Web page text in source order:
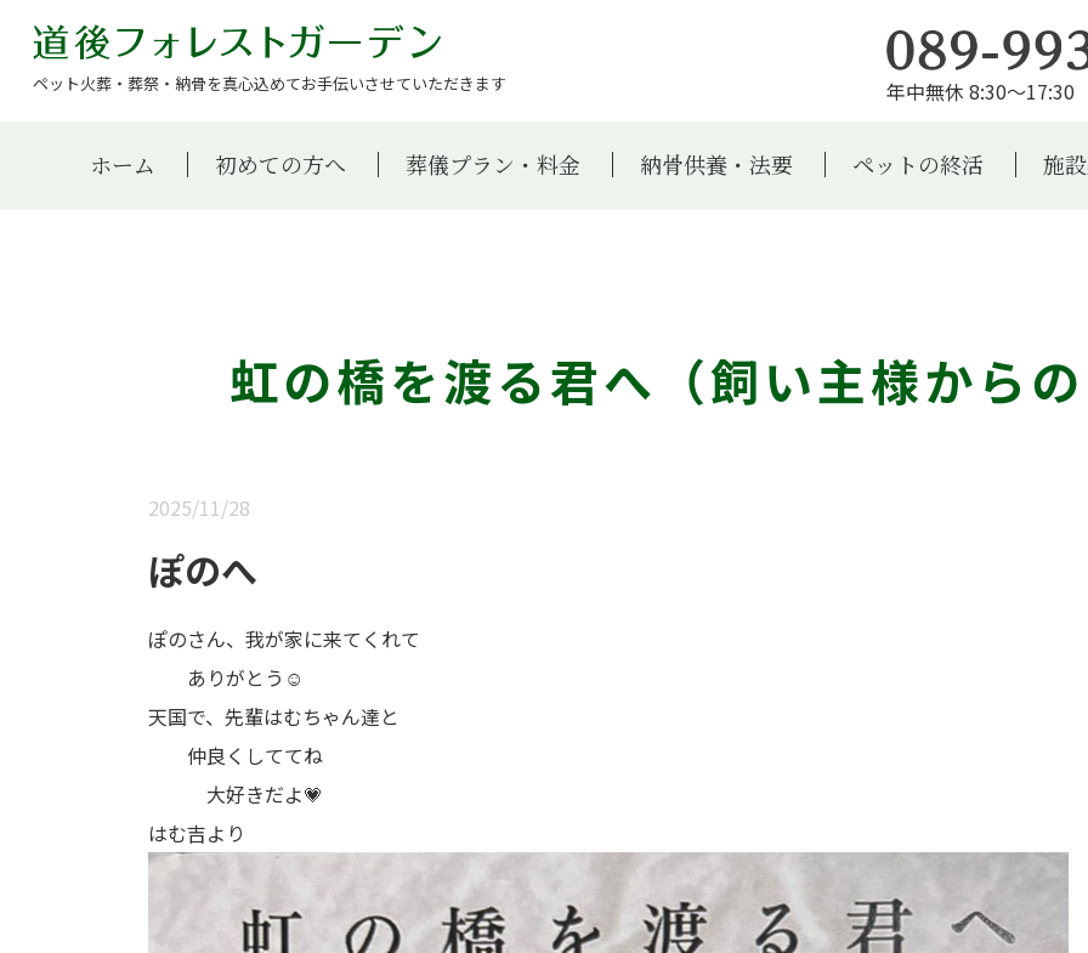
ペット火葬・葬祭・納骨を真心込めてお手伝いさせていただきます 年中無休 8:30～
ホーム 初めての方へ 葬儀プラン・料金 納骨供養・法要 ペットの終活 施
虹の橋を渡る君へ（飼い主様から
2025/11/28
ぽのへ
ぽのさん、我が家に来てくれて
ありがとう☺
天国で、先輩はむちゃん達と
仲良くしててね
大好きだよ💗
はむ吉より